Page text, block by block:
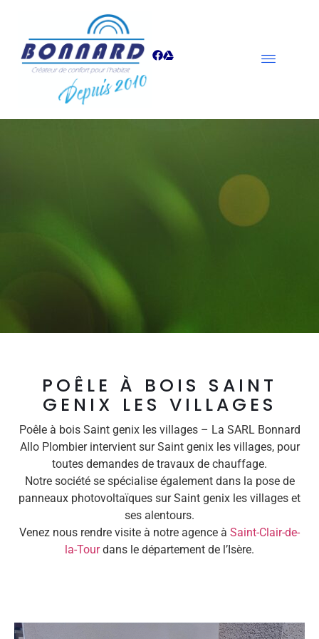
POÊLE À BOIS SAINT
GENIX LES VILLAGES
Poêle à bois Saint genix les villages – La SARL Bonnard
Allo Plombier intervient sur Saint genix les villages, pour
toutes demandes de travaux de chauffage.
Notre société se spécialise également dans la pose de
panneaux photovoltaïques sur Saint genix les villages et
ses alentours.
Venez nous rendre visite à notre agence à Saint-Clair-de-
la-Tourdans le département de l’Isère.